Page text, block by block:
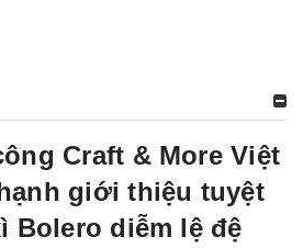
Craft & More Việt
giới thiệu tuyệt
Bolero diễm lệ đệ